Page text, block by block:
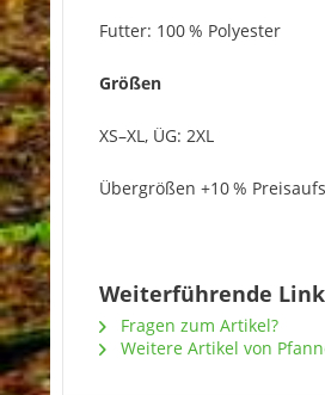
Futter: 100 % Polyester
Größen
XS–XL, ÜG: 2XL
Übergrößen +10 %
Weiterführende
Fragen zum Artikel?
Weitere Artikel von